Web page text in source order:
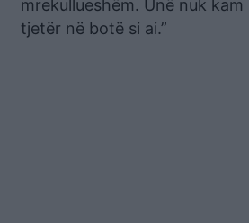
mrekullueshëm. Unë nuk
tjetër në botë si ai.”